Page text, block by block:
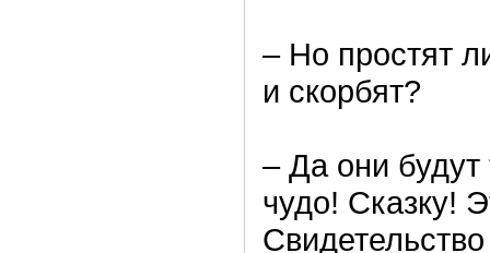
– Но простят
и скорбят?
– Да они
чудо! Сказку!